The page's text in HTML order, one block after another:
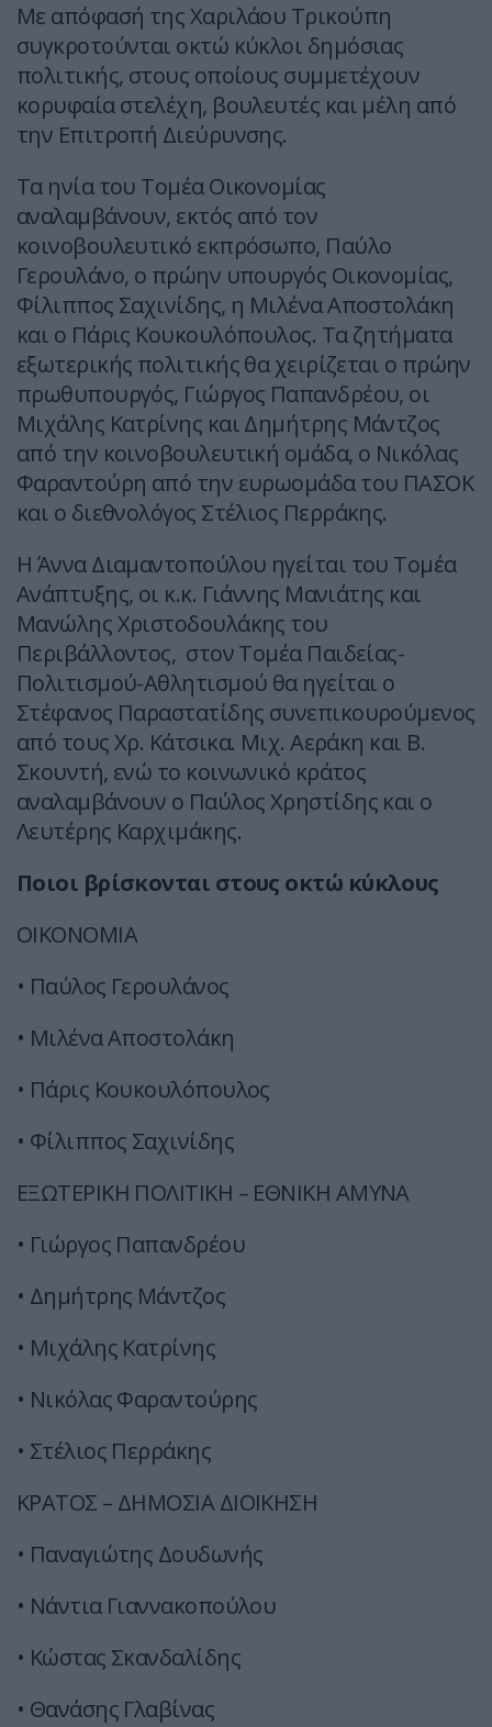
Με απόφασή της Χαριλάου Τρικούπη
συγκροτούνται οκτώ κύκλοι δημόσιας
πολιτικής, στους οποίους συμμετέχουν
κορυφαία στελέχη, βουλευτές και μέλη από
την Επιτροπή Διεύρυνσης.
Τα ηνία του Τομέα Οικονομίας
αναλαμβάνουν, εκτός από τον
κοινοβουλευτικό εκπρόσωπο, Παύλο
Γερουλάνο, ο πρώην υπουργός Οικονομίας,
Φίλιππος Σαχινίδης, η Μιλένα Αποστολάκη
και ο Πάρις Κουκουλόπουλος. Τα ζητήματα
εξωτερικής πολιτικής θα χειρίζεται ο πρώην
πρωθυπουργός, Γιώργος Παπανδρέου, οι
Μιχάλης Κατρίνης και Δημήτρης Μάντζος
από την κοινοβουλευτική ομάδα, ο Νικόλας
Φαραντoύρη από την ευρωομάδα του ΠΑΣΟΚ
και ο διεθνολόγος Στέλιος Περράκης.
Η Άννα Διαμαντοπούλου ηγείται του Τομέα
Ανάπτυξης, οι κ.κ. Γιάννης Μανιάτης και
Μανώλης Χριστοδουλάκης του
Περιβάλλοντος, στον Τομέα Παιδείας-
Πολιτισμού-Αθλητισμού θα ηγείται ο
Στέφανος Παραστατίδης συνεπικουρούμενος
από τους Χρ. Κάτσικα. Μιχ. Αεράκη και Β.
Σκουντή, ενώ το κοινωνικό κράτος
αναλαμβάνουν ο Παύλος Χρηστίδης και ο
Λευτέρης Καρχιμάκης.
Ποιοι βρίσκονται στους οκτώ κύκλους
ΟΙΚΟΝΟΜΙΑ
• Παύλος Γερουλάνος
• Μιλένα Αποστολάκη
• Πάρις Κουκουλόπουλος
• Φίλιππος Σαχινίδης
ΕΞΩΤΕΡΙΚΗ ΠΟΛΙΤΙΚΗ – ΕΘΝΙΚΗ ΑΜΥΝΑ
• Γιώργος Παπανδρέου
• Δημήτρης Μάντζος
• Μιχάλης Κατρίνης
• Νικόλας Φαραντούρης
• Στέλιος Περράκης
ΚΡΑΤΟΣ – ΔΗΜΟΣΙΑ ΔΙΟΙΚΗΣΗ
• Παναγιώτης Δουδωνής
• Νάντια Γιαννακοπούλου
• Κώστας Σκανδαλίδης
• Θανάσης Γλαβίνας